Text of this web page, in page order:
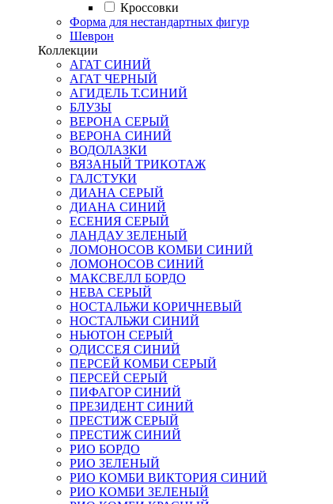
Кроссовки
Форма для нестандартных фигур
Шеврон
Коллекции
АГАТ СИНИЙ
АГАТ ЧЕРНЫЙ
АГИДЕЛЬ Т.СИНИЙ
БЛУЗЫ
ВЕРОНА СЕРЫЙ
ВЕРОНА СИНИЙ
ВОДОЛАЗКИ
ВЯЗАНЫЙ ТРИКОТАЖ
ГАЛСТУКИ
ДИАНА СЕРЫЙ
ДИАНА СИНИЙ
ЕСЕНИЯ СЕРЫЙ
ЛАНДАУ ЗЕЛЕНЫЙ
ЛОМОНОСОВ КОМБИ СИНИЙ
ЛОМОНОСОВ СИНИЙ
МАКСВЕЛЛ БОРДО
НЕВА СЕРЫЙ
НОСТАЛЬЖИ КОРИЧНЕВЫЙ
НОСТАЛЬЖИ СИНИЙ
НЬЮТОН СЕРЫЙ
ОДИССЕЯ СИНИЙ
ПЕРСЕЙ КОМБИ СЕРЫЙ
ПЕРСЕЙ СЕРЫЙ
ПИФАГОР СИНИЙ
ПРЕЗИДЕНТ СИНИЙ
ПРЕСТИЖ СЕРЫЙ
ПРЕСТИЖ СИНИЙ
РИО БОРДО
РИО ЗЕЛЕНЫЙ
РИО КОМБИ ВИКТОРИЯ СИНИЙ
РИО КОМБИ ЗЕЛЕНЫЙ